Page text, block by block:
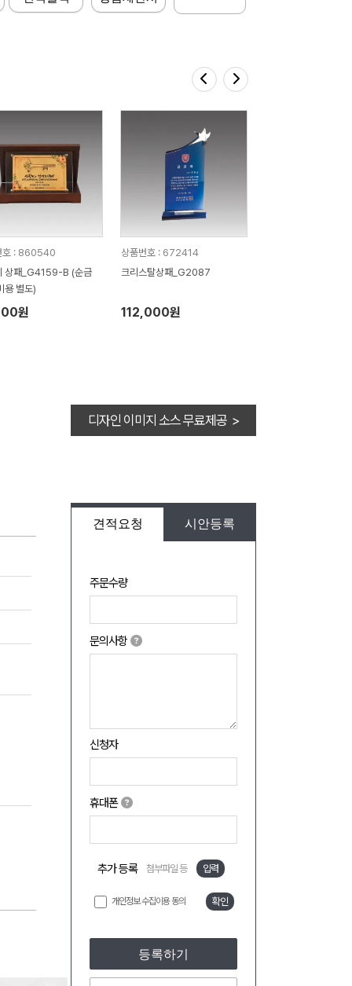
호 : 860540
상패_G4159-B (순금
용 별도)
원
상품번호 : 672414
크리스탈상패_G2087
112,000원
디자인 이미지 소스 무료제공 >
견적요청 시안등록
주문수량
문의사항
신청자
휴대폰
추가 등록 첨부파일 등 입력
개인정보 수집이용 동의 확인
등록하기